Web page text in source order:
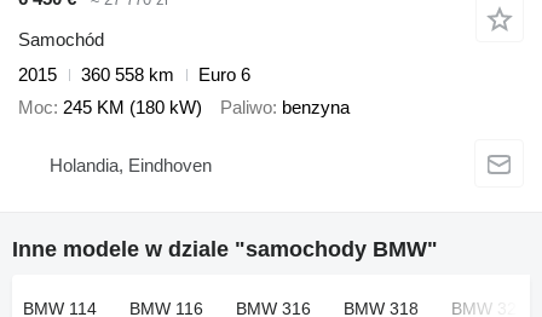
Samochód
2015
360 558 km
Euro 6
Moc 245 KM (180 kW) Paliwo benzyna
Holandia, Eindhoven
Inne modele w dziale "samochody BMW"
BMW 114 BMW 116 BMW 316 BMW 318 BMW 320